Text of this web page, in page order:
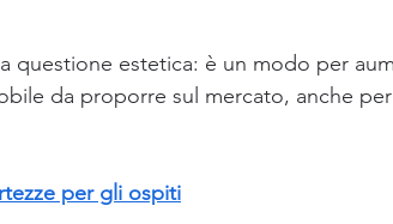
questione estetica: è un modo per
da proporre sul mercato, anche per
per gli ospiti